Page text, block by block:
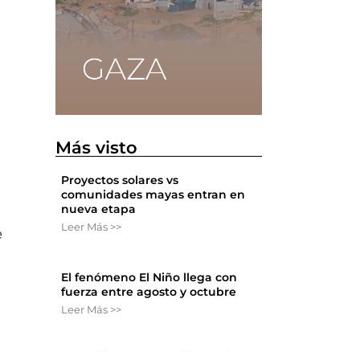
Más visto
Proyectos solares vs
comunidades mayas entran en
nueva etapa
Leer Más >>
El fenómeno El Niño llega con
fuerza entre agosto y octubre
Leer Más >>